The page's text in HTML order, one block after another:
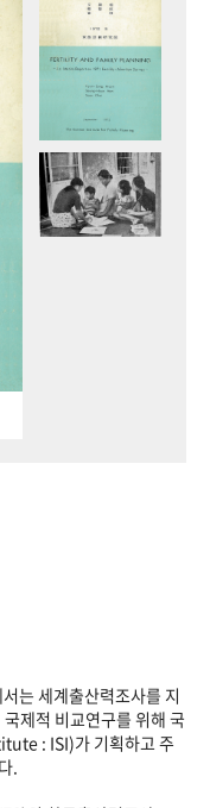
는 세계출산력조사를 지
제적 비교연구를 위해 국
: ISI)가 기획하고 주
.